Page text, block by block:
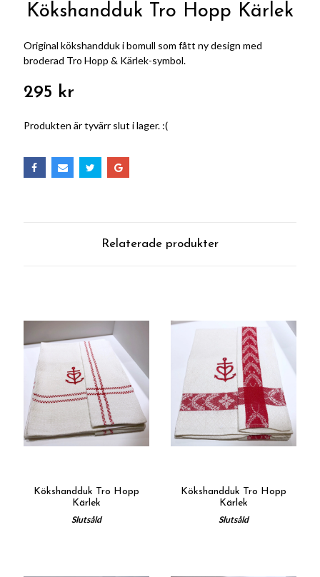
Kökshandduk Tro Hopp Kärlek
Original kökshandduk i bomull som fått ny design med
broderad Tro Hopp & Kärlek-symbol.
295 kr
Produkten är tyvärr slut i lager. :(
Relaterade produkter
Kökshandduk Tro Hopp
Kärlek
Slutsåld
Kökshandduk Tro Hopp
Kärlek
Slutsåld